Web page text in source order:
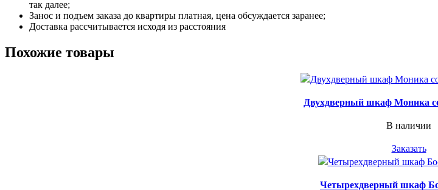
так далее;
Занос и подъем заказа до квартиры платная, цена обсуждается заранее;
Доставка рассчитывается исходя из расстояния
Похожие товары
Двухдверный шкаф Моника
В наличии
Заказать
Четырехдверный шкаф